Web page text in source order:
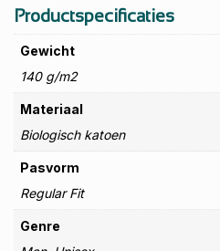
Productspecificaties
Gewicht
140 g/m2
Materiaal
Biologisch katoen
Pasvorm
Regular Fit
Genre